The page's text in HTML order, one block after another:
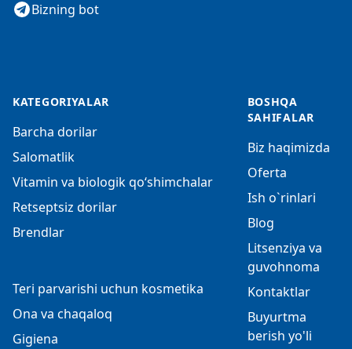
Bizning bot
KATEGORIYALAR
Barcha dorilar
Salomatlik
Vitamin va biologik qo‘shimchalar
Retseptsiz dorilar
Brendlar
Teri parvarishi uchun kosmetika
Ona va chaqaloq
Gigiena
BOSHQA
SAHIFALAR
Biz haqimizda
Oferta
Ish o`rinlari
Blog
Litsenziya va
guvohnoma
Kontaktlar
Buyurtma
berish yo'li